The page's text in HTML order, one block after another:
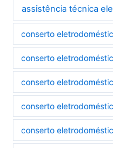
assistência técnica
conserto
conserto
conserto
conserto
conserto